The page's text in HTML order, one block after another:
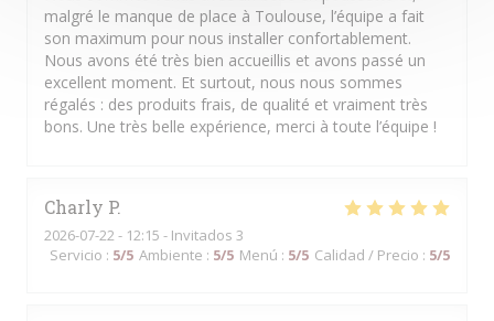
malgré le manque de place à Toulouse, l’équipe a fait
son maximum pour nous installer confortablement.
Nous avons été très bien accueillis et avons passé un
excellent moment. Et surtout, nous nous sommes
régalés : des produits frais, de qualité et vraiment très
bons. Une très belle expérience, merci à toute l’équipe !
Charly P
2026-07-22 - 12:15 - Invitados 3
Servicio : 5/5 Ambiente : 5/5 Menú : 5/5 Calidad / Precio : 5/5